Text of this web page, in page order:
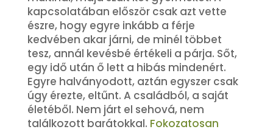
kapcsolatában először csak azt vette
észre, hogy egyre inkább a férje
kedvében akar járni, de minél többet
tesz, annál kevésbé értékeli a párja. Sőt,
egy idő után ő lett a hibás mindenért.
Egyre halványodott, aztán egyszer csak
úgy érezte, eltűnt. A családból, a saját
életéből. Nem járt el sehová, nem
találkozott barátokkal. Fokozatosan